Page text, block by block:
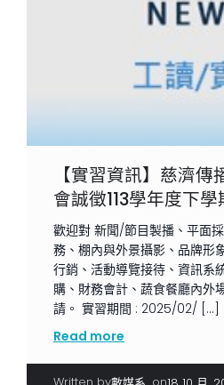
【實習資訊】慈濟
會誠徵113學年度下
歡迎對 新聞/節目製播、平面
務、棚內與外景攝影、品牌形
行銷、活動導覽接待、資訊系
購、財務會計、蔬食餐廳內外
請。 實習期間 : 2025/02/ […]
Read more